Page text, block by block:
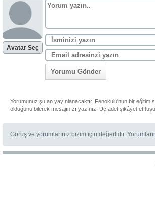
Avatar Seç
Yorumu Gönder
Yorumunuz şu an yayınlanacaktır. Fenokulu'nun bir eğitim
olduğunu bilerek mesajınızı yazınız. Üç adet şikâyet et
Görüş ve yorumlarınız bizim için değerlidir.